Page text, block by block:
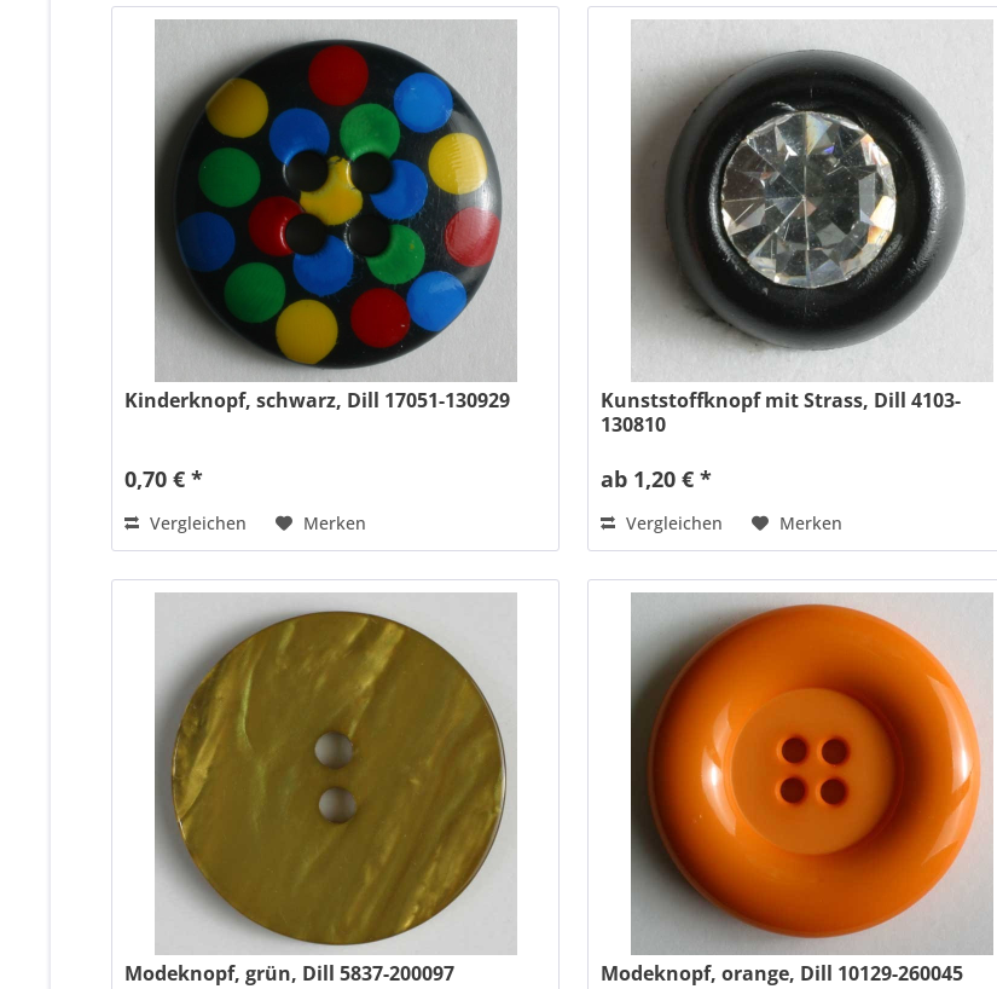
Kinderknopf, schwarz, Dill 17051-130929
0,70 € *
Vergleichen Merken
Kunststoffknopf mit Strass, Dill 4103-
130810
ab 1,20 € *
Vergleichen Merken
Modeknopf, grün, Dill 5837-200097 Modeknopf, orange, Dill 10129-260045